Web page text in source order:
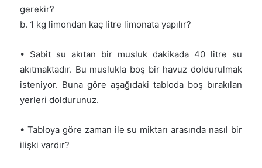
gerekir?
b. 1 kg limondan kaç litre limonata yapılır?
• Sabit su akıtan bir musluk dakikada 40 litre su
akıtmaktadır. Bu muslukla boş bir havuz doldurulmak
isteniyor. Buna göre aşağıdaki tabloda boş bırakılan
yerleri doldurunuz.
• Tabloya göre zaman ile su miktarı arasında nasıl bir
ilişki vardır?